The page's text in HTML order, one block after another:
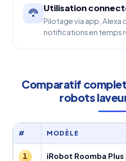
Utilisation
Pilotage via app, Alexa
notifications en temps
Comparatif
robots
# MODÈLE
1 iRobot Roomba